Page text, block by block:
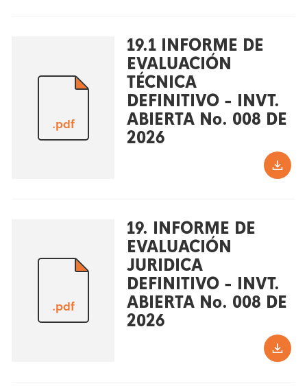
.pdf
19.1 INFORME DE
EVALUACIÓN
TÉCNICA
DEFINITIVO - INVT.
ABIERTA No. 008 DE
2026
.pdf
19. INFORME DE
EVALUACIÓN
JURIDICA
DEFINITIVO - INVT.
ABIERTA No. 008 DE
2026